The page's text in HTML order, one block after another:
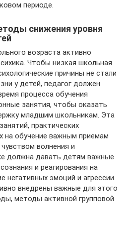
периоде.
снижения уровня
возраста активно
Чтобы низкая школьная
причины не стали
у детей, педагог должен
процесса обучения
занятия, чтобы оказать
младшим школьникам. Эта
практических
на обучение важным приемам
волнения и
должна давать детям важные
и реагирования на
негативных эмоций и агрессии.
внедрены важные для этого
методы активной групповой